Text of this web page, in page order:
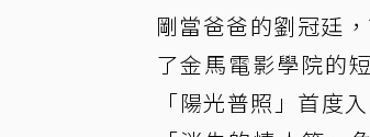
剛當爸爸的劉冠廷
了金馬電影學院的
「陽光普照」首度